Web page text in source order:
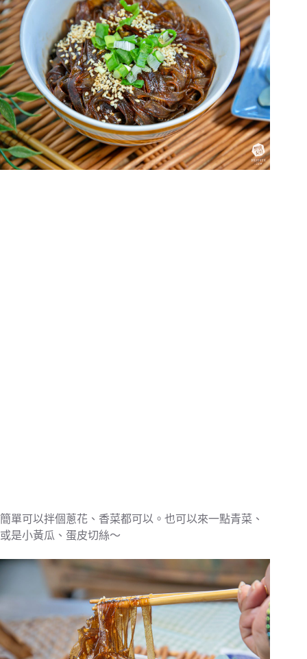
簡單可以拌個蔥花、香菜都可以。也可以來一點青菜、
或是小黃瓜、蛋皮切絲～